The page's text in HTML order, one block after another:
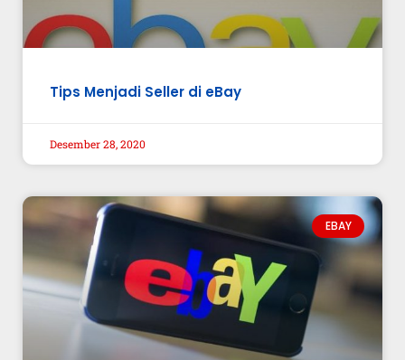
Tips Menjadi Seller di eBay
Desember 28, 2020
EBAY